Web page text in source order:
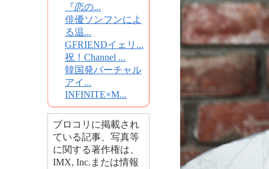
『恋の...
俳優ソンフンによ
る温...
GFRIENDイェリ...
祝！Channel ...
韓国発バーチャル
アイ...
INFINITE×M...
ブロコリに掲載され
ている記事、写真等
に関する著作権は、
IMX, Inc.または情報